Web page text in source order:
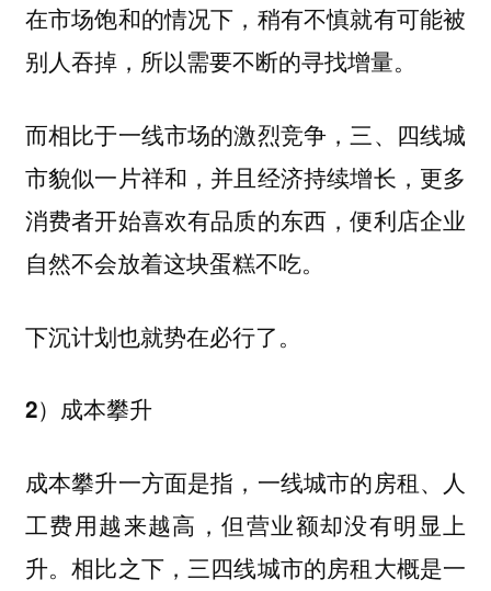
在市场饱和的情况下，稍有不慎就有可能被
别人吞掉，所以需要不断的寻找增量。
而相比于一线市场的激烈竞争，三、四线城
市貌似一片祥和，并且经济持续增长，更多
消费者开始喜欢有品质的东西，便利店企业
自然不会放着这块蛋糕不吃。
下沉计划也就势在必行了。
2）成本攀升
成本攀升一方面是指，一线城市的房租、人
工费用越来越高，但营业额却没有明显上
升。相比之下，三四线城市的房租大概是一